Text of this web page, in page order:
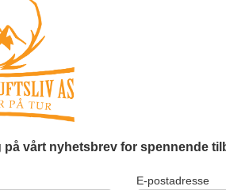
på vårt nyhetsbrev for spennende
E-postadresse